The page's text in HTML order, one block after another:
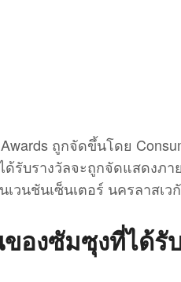
ถูกจัดขึ้นโดย
บรางวัลจะถูกจัดแสดงภา
วนชันเซ็นเตอร์ นครลาสเว
งซัมซุงที่ได้รั